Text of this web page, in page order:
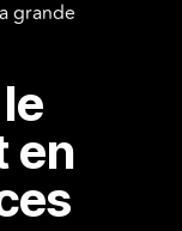
grande
en